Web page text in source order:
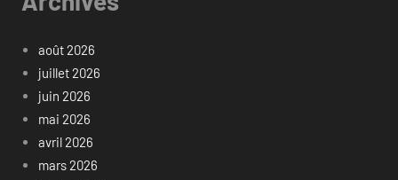
août 2026
juillet 2026
juin 2026
mai 2026
avril 2026
mars 2026